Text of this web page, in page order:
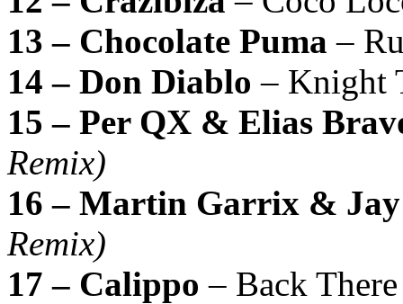
13 – Chocolate Puma –
14 – Don Diablo – Knight
15 – Per QX & Elias
Remix)
16 – Martin Garrix &
Remix)
17 – Calippo – Back